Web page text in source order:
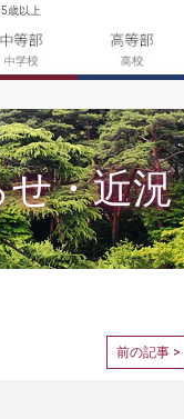
歳以上
せ・近況
前の記事 >